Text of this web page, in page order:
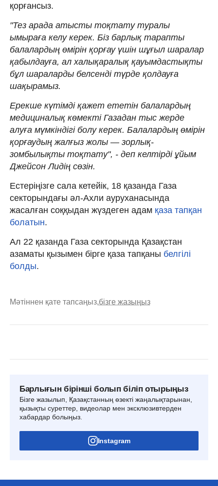
қорғансыз.
"Тез арада атысты тоқтату туралы
ымыраға келу керек. Біз барлық тарапты
балалардың өмірін қорғау үшін шұғыл шаралар
қабылдауға, ал халықаралық қауымдастықты
бұл шараларды белсенді түрде қолдауға
шақырамыз.
Ерекше күтімді қажет ететін балалардың
медициналық көмекті Газадан тыс жерде
алуға мүмкіндігі болу керек. Балалардың өмірін
қорғаудың жалғыз жолы — зорлық-
зомбылықты тоқтату", - деп келтірді ұйым
Джейсон Лидің сөзін.
Естеріңізге сала кетейік, 18 қазанда Газа
секторындағы әл-Ахли ауруханасында
жасалған соққыдан жүздеген адам қаза тапқан
болатын.
Ал 22 қазанда Газа секторында Қазақстан
азаматы қызымен бірге қаза тапқаны белгілі
болды.
Мәтіннен қате тапсаңыз,бізге жазыңыз
Барлығын бірінші болып біліп отырыңыз
Бізге жазылып, Қазақстанның өзекті жаңалықтарынан,
қызықты суреттер, видеолар мен эксклюзивтерден
хабардар болыңыз.
Instagram